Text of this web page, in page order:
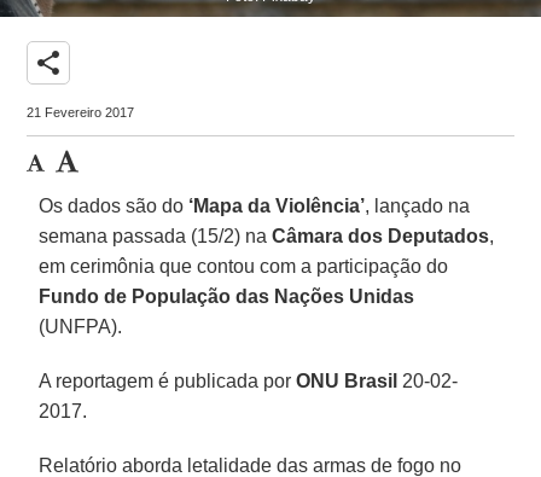
share
21 Fevereiro 2017
Os dados são do ‘Mapa da Violência’, lançado na
semana passada (15/2) naCâmara dos Deputados,
em cerimônia que contou com a participação do
Fundo de População das Nações Unidas
(UNFPA).
A reportagem é publicada porONU Brasil 20-02-
2017.
Relatório aborda letalidade das armas de fogo no